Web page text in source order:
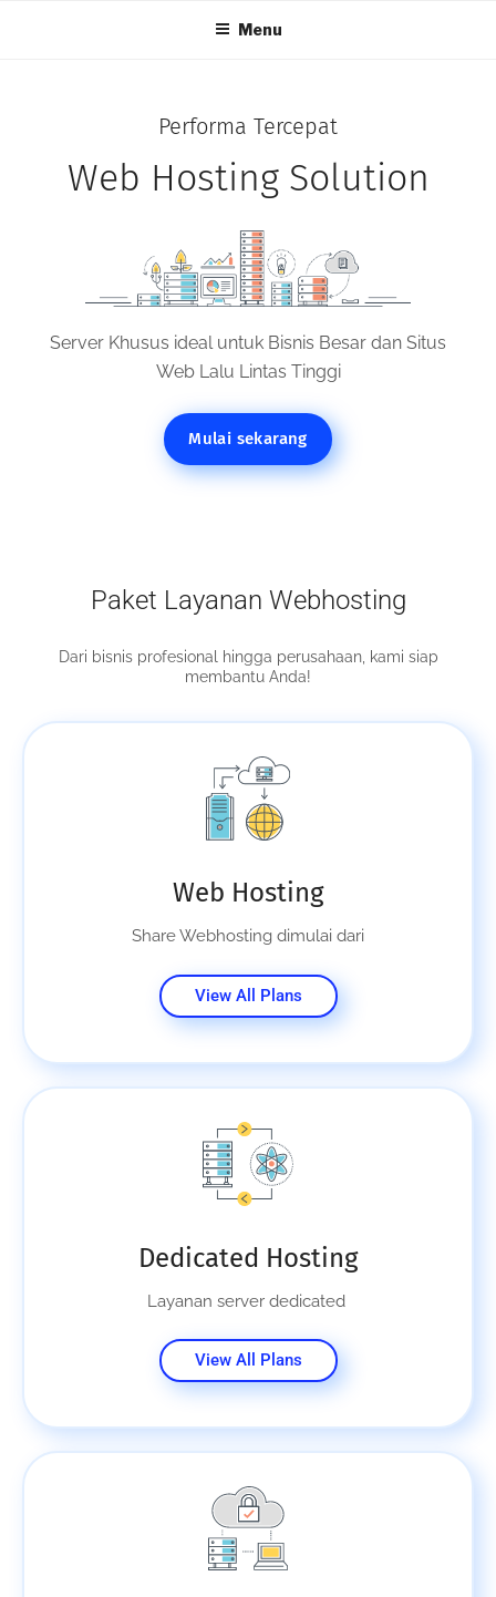
Menu
Performa Tercepat
Web Hosting Solution
Server Khusus ideal untuk Bisnis Besar dan Situs
Web Lalu Lintas Tinggi
Mulai sekarang
Paket Layanan Webhosting
Dari bisnis profesional hingga perusahaan, kami siap
membantu Anda!
Web Hosting
Share Webhosting dimulai dari
View All Plans
Dedicated Hosting
Layanan server dedicated
View All Plans